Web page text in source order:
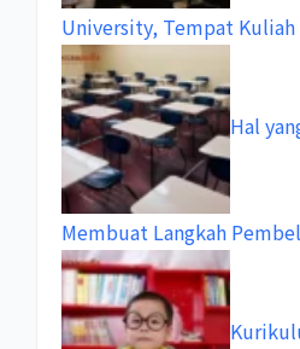
University, Tempat Kuliah
Hal
Membuat Langkah